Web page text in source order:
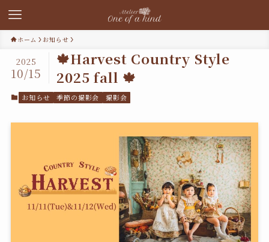
ホーム お知らせ
🍁Harvest Country Style
2025 fall 🍁
2025
10/15
お知らせ 季節の撮影会 撮影会